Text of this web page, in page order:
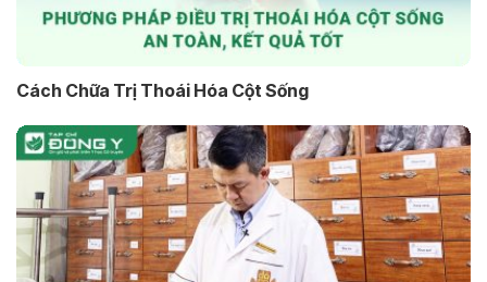
Cách Chữa Trị Thoái Hóa Cột Sống